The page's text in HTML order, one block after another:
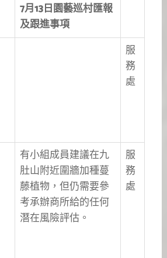
7月13日園藝巡村匯報
及跟進事項
服
務
處
有小組成員建議在九
肚山附近圍牆加種蔓
藤植物，但仍需要參
考承辦商所給的任何
潛在風險評估。
服
務
處